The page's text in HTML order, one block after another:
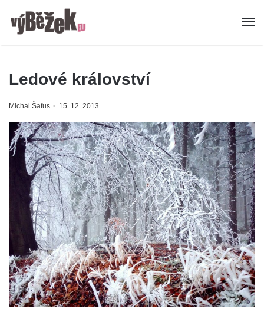
Ledové království
Michal Šafus 15. 12. 2013